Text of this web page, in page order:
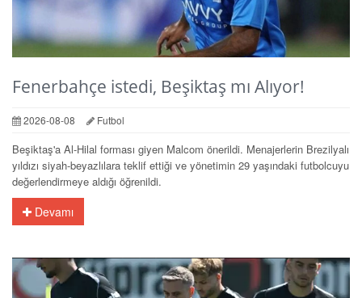
Fenerbahçe istedi, Beşiktaş mı Alıyor!
2026-08-08 Futbol
Beşiktaş'a Al-Hilal forması giyen Malcom önerildi. Menajerlerin Brezilyalı
yıldızı siyah-beyazlılara teklif ettiği ve yönetimin 29 yaşındaki futbolcuyu
değerlendirmeye aldığı öğrenildi.
Devamı